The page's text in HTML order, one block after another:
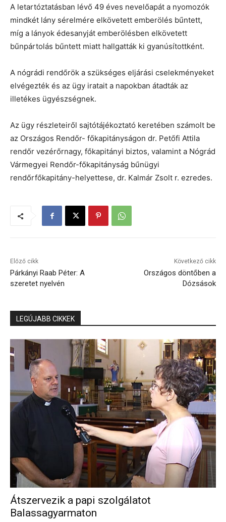
A letartóztatásban lévő 49 éves nevelőapát a nyomozók
mindkét lány sérelmére elkövetett emberölés bűntett,
míg a lányok édesanyját emberölésben elkövetett
bűnpártolás bűntett miatt hallgatták ki gyanúsítottként.
A nógrádi rendőrök a szükséges eljárási cselekményeket
elvégezték és az ügy iratait a napokban átadták az
illetékes ügyészségnek.
Az ügy részleteiről sajtótájékoztató keretében számolt be
az Országos Rendőr- főkapitányságon dr. Petőfi Attila
rendőr vezérőrnagy, főkapitányi biztos, valamint a Nógrád
Vármegyei Rendőr-főkapitányság bűnügyi
rendőrfőkapitány-helyettese, dr. Kalmár Zsolt r. ezredes.
Előző cikk
Párkányi Raab Péter: A
szeretet nyelvén
Következő cikk
Országos döntőben a
Dózsások
LEGÚJABB CIKKEK
Átszervezik a papi szolgálatot
Balassagyarmaton